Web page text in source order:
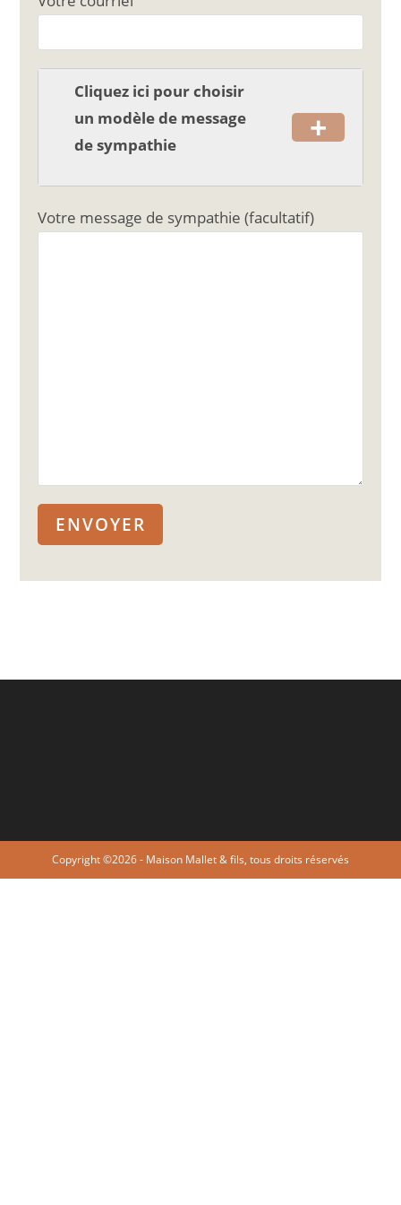
o
k
Cliquez ici pour choisir
un modèle de message
de sympathie
+
Votre message de sympathie (facultatif)
Copyright ©2026 - Maison Mallet & fils, tous droits réservés